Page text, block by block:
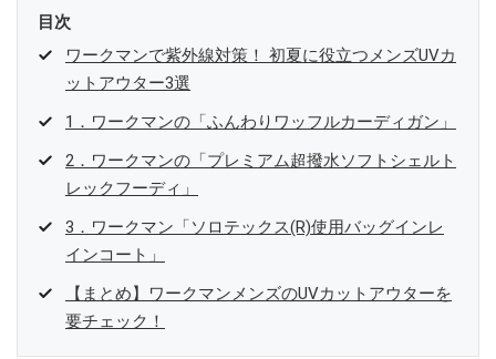
目次
ワークマンで紫外線対策！ 初夏に役立つメンズUVカ
ットアウター3選
1．ワークマンの「ふんわりワッフルカーディガン」
2．ワークマンの「プレミアム超撥水ソフトシェルト
レックフーディ」
3．ワークマン「ソロテックス(R)使用バッグインレ
インコート」
【まとめ】ワークマンメンズのUVカットアウターを
要チェック！